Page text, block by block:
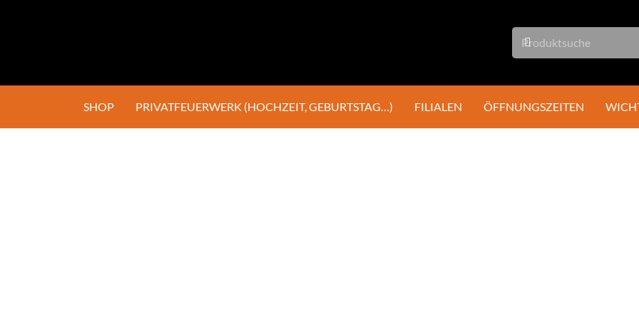
SHOP PRIVATFEUERWERK (HOCHZEIT, GEBURTSTAG…) FILIALEN ÖFFNUNGSZEITEN